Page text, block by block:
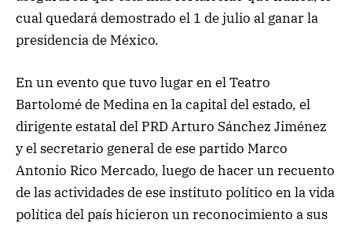
cual quedará demostrado el 1 de julio al ganar la
presidencia de México.
En un evento que tuvo lugar en el Teatro
Bartolomé de Medina en la capital del estado, el
dirigente estatal del PRD Arturo Sánchez Jiménez
y el secretario general de ese partido Marco
Antonio Rico Mercado, luego de hacer un recuento
de las actividades de ese instituto político en la vida
política del país hicieron un reconocimiento a sus